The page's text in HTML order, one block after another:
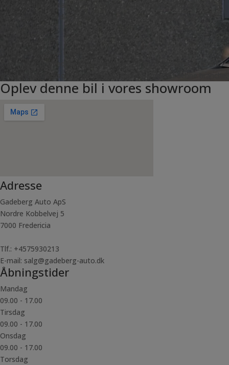
Vi har tid, når du har tid. Book gerne en fremvisning på forhånd, så
sætter vi tid af til dig. En fremvisning hos os er altid ganske
Anbefalet af vores kunder
Ingen siger det bedre end vores kunder. Vi sætter derfor en ære i
vores Trustpilot, som er en af de bedste i Danmark i denne branche.
Oplev denne bil i vores showroom
Adresse
Gadeberg Auto ApS
Nordre Kobbelvej 5
7000 Fredericia
Tlf.: +4575930213
E-mail: salg@gadeberg-auto.dk
Åbningstider
Mandag
09.00 - 17.00
Tirsdag
09.00 - 17.00
Onsdag
09.00 - 17.00
Torsdag